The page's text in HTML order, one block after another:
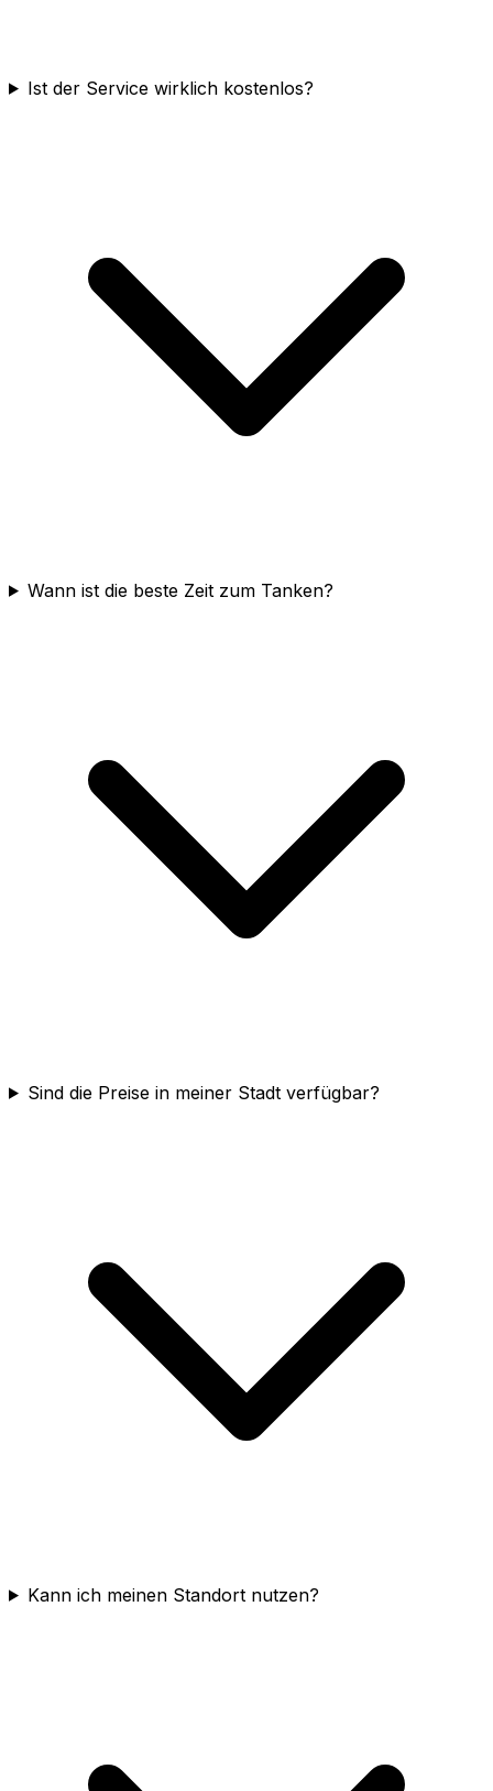
Ist der Service wirklich kostenlos?
Wann ist die beste Zeit zum Tanken?
Sind die Preise in meiner Stadt verfügbar?
Kann ich meinen Standort nutzen?